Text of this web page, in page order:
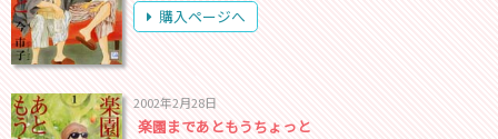
購入ページへ
2002年2月28日
楽園まであともうちょっと